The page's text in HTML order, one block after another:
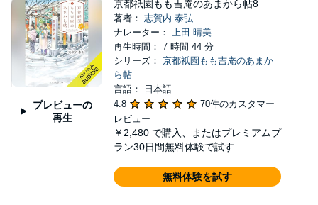
プレビューの
再生
京都祇園もも吉庵のあまから帖8
著者： 志賀内 泰弘
ナレーター： 上田 晴美
再生時間： 7 時間 44 分
シリーズ： 京都祇園もも吉庵のあまか
ら帖
言語： 日本語
4.8
70件のカスタマー
レビュー
￥2,480 で購入、またはプレミアムプ
ラン30日間無料体験で試す
無料体験を試す